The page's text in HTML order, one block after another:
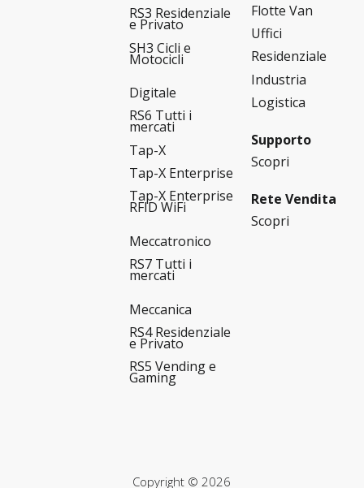
RS3 Residenziale
e Privato
SH3 Cicli e
Motocicli
Digitale
RS6 Tutti i
mercati
Tap-X
Tap-X Enterprise
Tap-X Enterprise
RFID WiFi
Meccatronico
RS7 Tutti i
mercati
Meccanica
RS4 Residenziale
e Privato
RS5 Vending e
Gaming
Flotte Van
Uffici
Residenziale
Industria
Logistica
Supporto
Scopri
Rete Vendita
Scopri
Copyright © 2026